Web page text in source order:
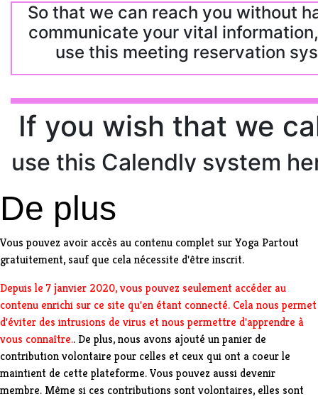
De plus
Vous pouvez avoir accès au contenu complet sur Yoga Partout
gratuitement, sauf que cela nécessite d'être inscrit.
Depuis le 7 janvier 2020, vous pouvez seulement accéder au
contenu enrichi sur ce site qu'en étant connecté. Cela nous permet
d'éviter des intrusions de virus et nous permettre d'apprendre à
vous connaître.. De plus, nous avons ajouté un panier de
contribution volontaire pour celles et ceux qui ont a coeur le
maintient de cette plateforme. Vous pouvez aussi devenir
membre. Même si ces contributions sont volontaires, elles sont